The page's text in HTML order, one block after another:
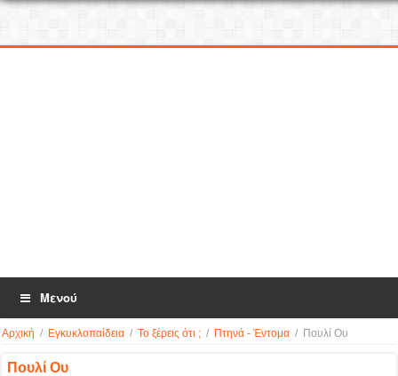
Μενού
Αρχική / Εγκυκλοπαίδεια / Το ξέρεις ότι ; / Πτηνά - Έντομα / Πουλί Ου
Πουλί Ου